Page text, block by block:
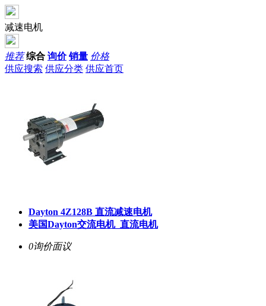
减速电机
推荐 综合 询价 销量 价格
供应搜索 供应分类 供应首页
Dayton 4Z128B 直流减速电机
美国Dayton交流电机_直流电机
0询价面议